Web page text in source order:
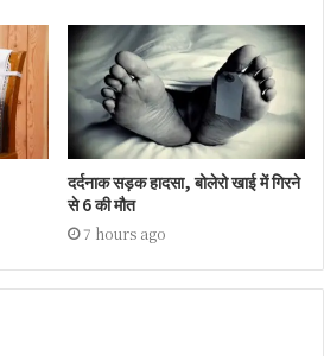
दर्दनाक सड़क हादसा, बोलेरो खाई में गिरने
से 6 की मौत
7 hours ago